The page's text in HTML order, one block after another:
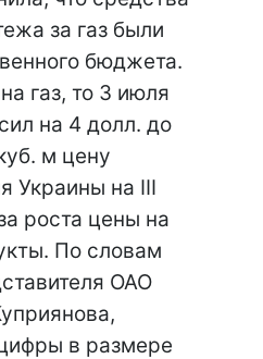
за газ были
бюджета.
газ, то 3 июля
на 4 долл. до
м цену
Украины на III
роста цены на
По словам
ОАО
в размере